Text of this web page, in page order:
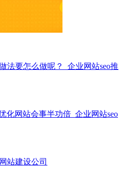
法要怎么做呢？_企业网站seo推
化网站会事半功倍_企业网站seo
站建设公司